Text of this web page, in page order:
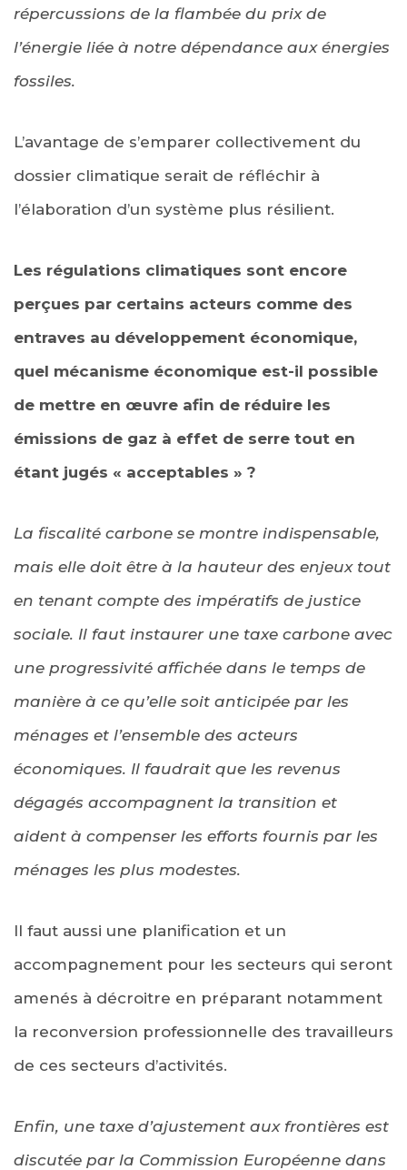
répercussions de la flambée du prix de
l’énergie liée à notre dépendance aux énergies
fossiles.
L’avantage de s’emparer collectivement du
dossier climatique serait de réfléchir à
l’élaboration d’un système plus résilient.
Les régulations climatiques sont encore
perçues par certains acteurs comme des
entraves au développement économique,
quel mécanisme économique est-il possible
de mettre en œuvre afin de réduire les
émissions de gaz à effet de serre tout en
étant jugés « acceptables » ?
La fiscalité carbone se montre indispensable,
mais elle doit être à la hauteur des enjeux tout
en tenant compte des impératifs de justice
sociale. Il faut instaurer une taxe carbone avec
une progressivité affichée dans le temps de
manière à ce qu’elle soit anticipée par les
ménages et l’ensemble des acteurs
économiques. Il faudrait que les revenus
dégagés accompagnent la transition et
aident à compenser les efforts fournis par les
ménages les plus modestes.
Il faut aussi une planification et un
accompagnement pour les secteurs qui seront
amenés à décroitre en préparant notamment
la reconversion professionnelle des travailleurs
de ces secteurs d’activités.
Enfin, une taxe d’ajustement aux frontières est
discutée par la Commission Européenne dans